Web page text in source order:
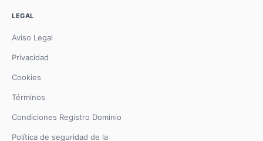
LEGAL
Aviso Legal
Privacidad
Cookies
Términos
Condiciones Registro Dominio
Política de seguridad de la